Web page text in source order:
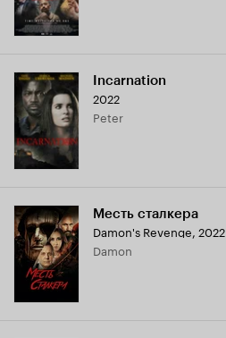
Incarnation
2022
Peter
Месть сталкера
Damon's Revenge, 2022
Damon